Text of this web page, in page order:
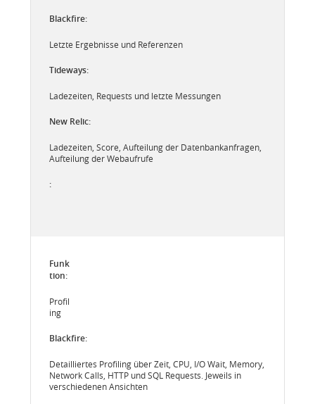
Letzte Ergebnisse und Referenzen
Ladezeiten, Requests und letzte Messungen
Ladezeiten, Score, Aufteilung der Datenbankanfragen,
Aufteilung der Webaufrufe
Profil
ing
Detailliertes Profiling über Zeit, CPU, I/O Wait, Memory,
Network Calls, HTTP und SQL Requests. Jeweils in
verschiedenen Ansichten